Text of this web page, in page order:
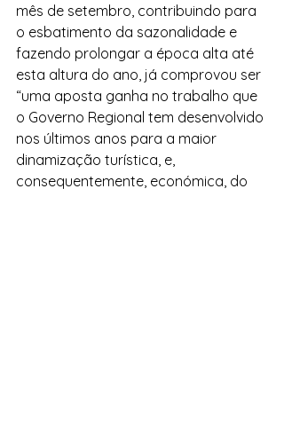
mês de setembro, contribuindo para
o esbatimento da sazonalidade e
fazendo prolongar a época alta até
esta altura do ano, já comprovou ser
“uma aposta ganha no trabalho que
o Governo Regional tem desenvolvido
nos últimos anos para a maior
dinamização turística, e,
consequentemente, económica, do